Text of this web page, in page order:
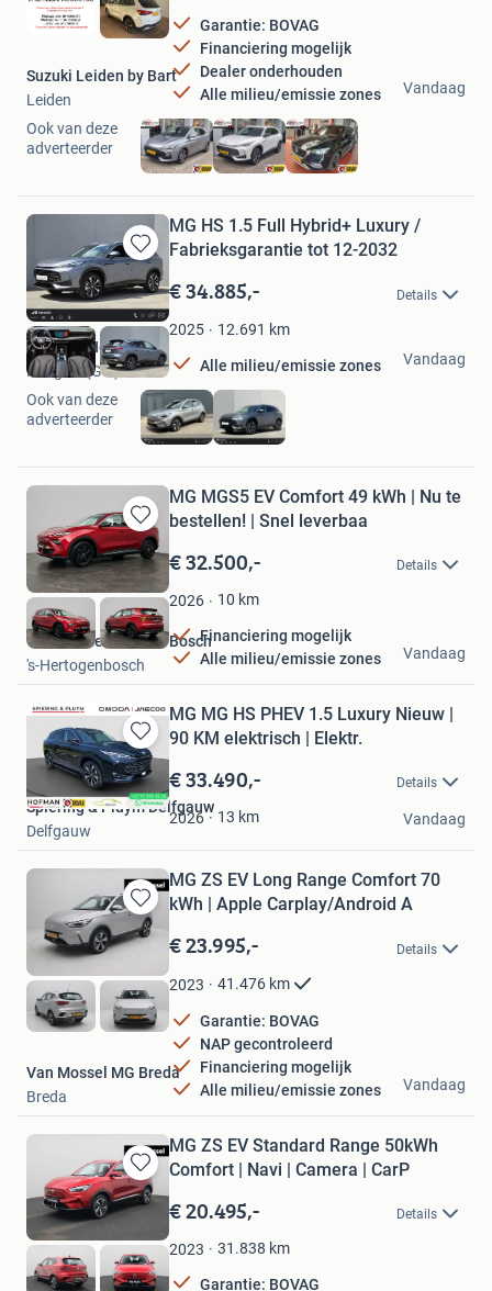
Garantie: BOVAG
Financiering mogelijk
Dealer onderhouden
Alle milieu/emissie zones
Suzuki Leiden by Bart
Leiden
Vandaag
Ook van deze
adverteerder
Bewaren
in
Mijn
Favorieten
MG HS 1.5 Full Hybrid+ Luxury /
Fabrieksgarantie tot 12-2032
€ 34.885,- Details
2025 12.691 km
Alle milieu/emissie zones
Herwers Hengelo
Hengelo (Gld)
Vandaag
Ook van deze
adverteerder
Bewaren
in
Mijn
Favorieten
MG MGS5 EV Comfort 49 kWh | Nu te
bestellen! | Snel leverbaa
€ 32.500,- Details
2026 10 km
Financiering mogelijk
Alle milieu/emissie zones
Van Mossel MG Den Bosch
's-Hertogenbosch
Vandaag
Bewaren
in
Mijn
Favorieten
MG MG HS PHEV 1.5 Luxury Nieuw |
90 KM elektrisch | Elektr.
€ 33.490,- Details
2026 13 km
Spiering & Pluym Delfgauw
Delfgauw
Vandaag
Bewaren
in
Favorieten
MG ZS EV Long Range Comfort 70
kWh | Apple Carplay/Android A
€ 23.995,- Details
2023 41.476 km
Garantie: BOVAG
NAP gecontroleerd
Financiering mogelijk
Alle milieu/emissie zones
Van Mossel MG Breda
Breda
Vandaag
Bewaren
in
Favorieten
MG ZS EV Standard Range 50kWh
Comfort | Navi | Camera | CarP
€ 20.495,- Details
2023 31.838 km
Garantie: BOVAG